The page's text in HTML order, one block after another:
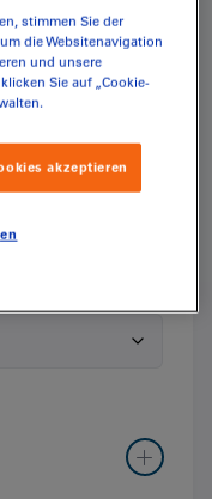
beträgt
stimmen Sie der
die Websitenavigation
und unsere
Sie auf „Cookie-
akzeptieren